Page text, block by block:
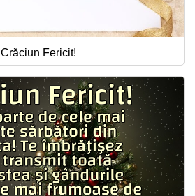
Crăciun Fericit!